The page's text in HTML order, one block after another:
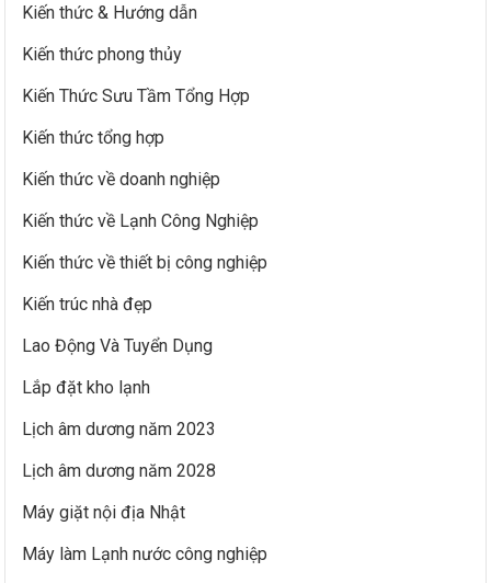
Kiến thức & Hướng dẫn
Kiến thức phong thủy
Kiến Thức Sưu Tầm Tổng Hợp
Kiến thức tổng hợp
Kiến thức về doanh nghiệp
Kiến thức về Lạnh Công Nghiệp
Kiến thức về thiết bị công nghiệp
Kiến trúc nhà đẹp
Lao Động Và Tuyển Dụng
Lắp đặt kho lạnh
Lịch âm dương năm 2023
Lịch âm dương năm 2028
Máy giặt nội địa Nhật
Máy làm Lạnh nước công nghiệp